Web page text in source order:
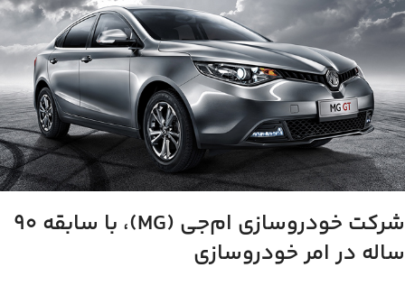
شرکت خودروسازی ام‌جی (MG)، با سابقه ۹۰
ساله در امر خودروسازی